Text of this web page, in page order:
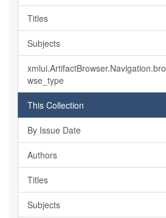
Titles
Subjects
xmlui.ArtifactBrowser.Navigation.bro
wse_type
This Collection
By Issue Date
Authors
Titles
Subjects